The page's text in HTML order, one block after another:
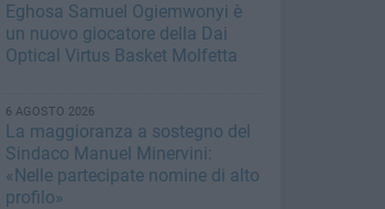
Eghosa Samuel Ogiemwonyi è
un nuovo giocatore della Dai
Optical Virtus Basket Molfetta
6 AGOSTO 2026
La maggioranza a sostegno del
Sindaco Manuel Minervini:
«Nelle partecipate nomine di alto
profilo»